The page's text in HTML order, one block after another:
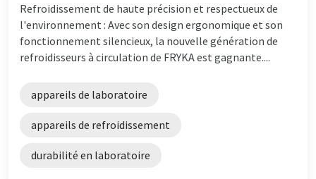
Refroidissement de haute précision et respectueux de
l'environnement : Avec son design ergonomique et son
fonctionnement silencieux, la nouvelle génération de
refroidisseurs à circulation de FRYKA est gagnante....
appareils de laboratoire
appareils de refroidissement
durabilité en laboratoire